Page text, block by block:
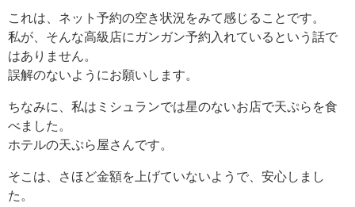
これは、ネット予約の空き状況をみて感じることです。
私が、そんな高級店にガンガン予約入れているという話で
はありません。
誤解のないようにお願いします。
ちなみに、私はミシュランでは星のないお店で天ぷらを食
べました。
ホテルの天ぷら屋さんです。
そこは、さほど金額を上げていないようで、安心しまし
た。